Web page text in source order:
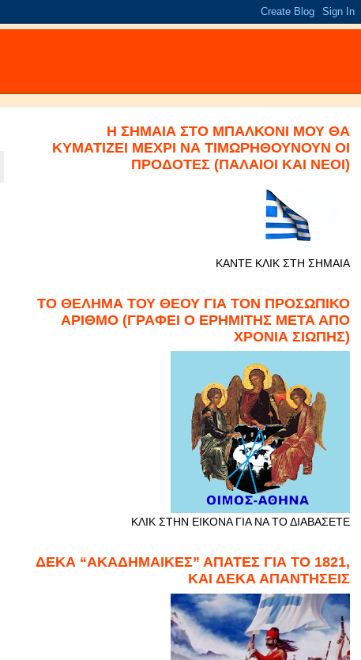
Η ΣΗΜΑΙΑ ΣΤΟ ΜΠΑΛΚΟΝΙ ΜΟΥ ΘΑ
ΚΥΜΑΤΙΖΕΙ ΜΕΧΡΙ ΝΑ ΤΙΜΩΡΗΘΟΥΝΟΥΝ ΟΙ
ΠΡΟΔΟΤΕΣ (ΠΑΛΑΙΟΙ ΚΑΙ ΝΕΟΙ)
ΚΑΝΤΕ ΚΛΙΚ ΣΤΗ ΣΗΜΑΙΑ
ΤΟ ΘΕΛΗΜΑ ΤΟΥ ΘΕΟΥ ΓΙΑ ΤΟΝ ΠΡΟΣΩΠΙΚΟ
ΑΡΙΘΜΟ (ΓΡΑΦΕΙ Ο ΕΡΗΜΙΤΗΣ ΜΕΤΑ ΑΠΟ
ΧΡΟΝΙΑ ΣΙΩΠΗΣ)
ΚΛΙΚ ΣΤΗΝ ΕΙΚΟΝΑ ΓΙΑ ΝΑ ΤΟ ΔΙΑΒΑΣΕΤΕ
ΔΕΚΑ “ΑΚΑΔΗΜΑΙΚΕΣ” ΑΠΑΤΕΣ ΓΙΑ ΤΟ 1821,
ΚΑΙ ΔΕΚΑ ΑΠΑΝΤΗΣΕΙΣ